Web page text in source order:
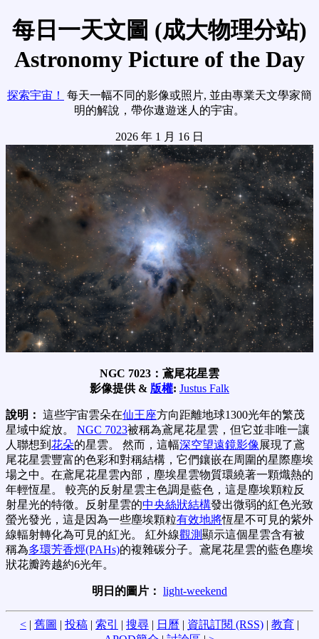
每日一天文圖 (成大物理分站)
Astronomy Picture of the Day
探索宇宙！
每天一幅不同的影像或照片, 並由專業天文學家簡
明的解說，帶你遨遊迷人的宇宙。
2026 年 1 月 16 日
NGC 7023：鳶尾花星雲
影像提供 & 版權: Justus Falk
說明： 這些宇宙雲朵在仙王座方向距離地球1300光年的繁茂
星域中綻放。 NGC 7023被稱為鳶尾花星雲，但它並非唯一讓
人聯想到 花朵的星雲。 然而，這幅深空望遠鏡影像展現了鳶
尾花星雲豐富的色彩和對稱結構，它們鑲嵌在周圍的星際塵埃
場之中。在鳶尾花星雲內部，塵埃星雲物質環繞著一顆熾熱的
年輕恆星。 較亮的反射星雲主色調是藍色，這是塵埃顆粒反
射星光的特徵。反射星雲的中央絲狀結構發出微弱的紅色光致
螢光發光，這是因為一些塵埃顆粒有效地將恆星不可見的紫外
線輻射轉化為可見的紅光。 紅外線觀測顯示這個星雲含有被
稱為多環芳香烴(PAHs)的複雜碳分子。鳶尾花星雲的藍色塵埃
狀花瓣跨越約6光年。
明日的圖片： light-weekend
< | 舊圖 | 投稿 | 索引 | 搜尋 | 日曆 | 資訊訂閱 (RSS) | 教育 |